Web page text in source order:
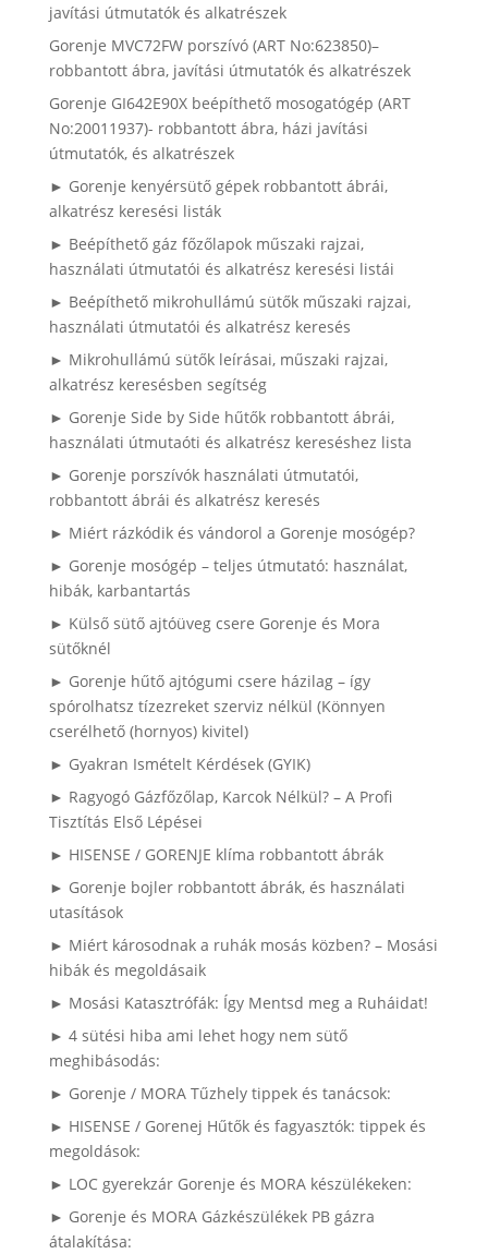
javítási útmutatók és alkatrészek
Gorenje MVC72FW porszívó (ART No:623850)–
robbantott ábra, javítási útmutatók és alkatrészek
Gorenje GI642E90X beépíthető mosogatógép (ART
No:20011937)- robbantott ábra, házi javítási
útmutatók, és alkatrészek
► Gorenje kenyérsütő gépek robbantott ábrái,
alkatrész keresési listák
► Beépíthető gáz főzőlapok műszaki rajzai,
használati útmutatói és alkatrész keresési listái
► Beépíthető mikrohullámú sütők műszaki rajzai,
használati útmutatói és alkatrész keresés
► Mikrohullámú sütők leírásai, műszaki rajzai,
alkatrész keresésben segítség
► Gorenje Side by Side hűtők robbantott ábrái,
használati útmutaóti és alkatrész kereséshez lista
► Gorenje porszívók használati útmutatói,
robbantott ábrái és alkatrész keresés
► Miért rázkódik és vándorol a Gorenje mosógép?
► Gorenje mosógép – teljes útmutató: használat,
hibák, karbantartás
► Külső sütő ajtóüveg csere Gorenje és Mora
sütőknél
► Gorenje hűtő ajtógumi csere házilag – így
spórolhatsz tízezreket szerviz nélkül (Könnyen
cserélhető (hornyos) kivitel)
► Gyakran Ismételt Kérdések (GYIK)
► Ragyogó Gázfőzőlap, Karcok Nélkül? – A Profi
Tisztítás Első Lépései
► HISENSE / GORENJE klíma robbantott ábrák
► Gorenje bojler robbantott ábrák, és használati
utasítások
► Miért károsodnak a ruhák mosás közben? – Mosási
hibák és megoldásaik
► Mosási Katasztrófák: Így Mentsd meg a Ruháidat!
► 4 sütési hiba ami lehet hogy nem sütő
meghibásodás:
► Gorenje / MORA Tűzhely tippek és tanácsok:
► HISENSE / Gorenej Hűtők és fagyasztók: tippek és
megoldások:
► LOC gyerekzár Gorenje és MORA készülékeken:
► Gorenje és MORA Gázkészülékek PB gázra
átalakítása: